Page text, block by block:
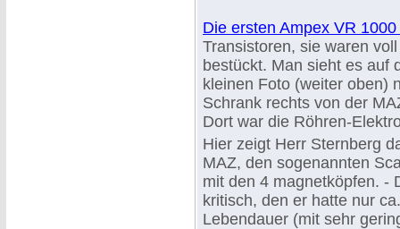
Die ersten Ampex VR 1000
Transistoren, sie waren
bestückt. Man sieht es auf
kleinen Foto (weiter oben)
Schrank rechts von der
Dort war die Röhren-
Hier zeigt Herr Sternberg
MAZ, den sogenannten
mit den 4 magnetköpfen. -
kritisch, den er hatte nur
Lebendauer (mit sehr